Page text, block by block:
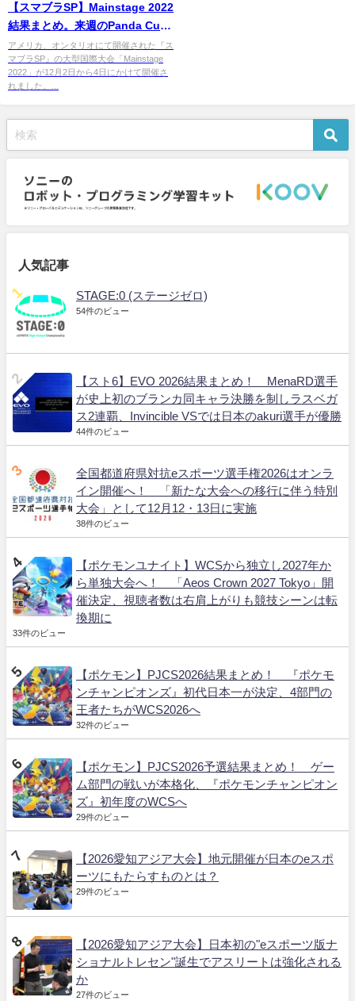
【スマブラSP】Mainstage 2022
結果まとめ。来週のPanda Cup
Finaleは延期に
アメリカ、オンタリオにて開催された『ス
マブラSP』の大型国際大会「Mainstage
2022」が12月2日から4日にかけて開催さ
れました。...
人気記事
STAGE:0 (ステージゼロ)
54件のビュー
【スト6】EVO 2026結果まとめ！ MenaRD選手
が史上初のブランカ同キャラ決勝を制しラスベガ
ス2連覇、Invincible VSでは日本のakuri選手が優勝
44件のビュー
全国都道府県対抗eスポーツ選手権2026はオンラ
イン開催へ！ 「新たな大会への移行に伴う特別
大会」として12月12・13日に実施
38件のビュー
【ポケモンユナイト】WCSから独立し2027年か
ら単独大会へ！ 「Aeos Crown 2027 Tokyo」開
催決定、視聴者数は右肩上がりも競技シーンは転
換期に
33件のビュー
【ポケモン】PJCS2026結果まとめ！ 『ポケモ
ンチャンピオンズ』初代日本一が決定、4部門の
王者たちがWCS2026へ
32件のビュー
【ポケモン】PJCS2026予選結果まとめ！ ゲー
ム部門の戦いが本格化、『ポケモンチャンピオン
ズ』初年度のWCSへ
29件のビュー
【2026愛知アジア大会】地元開催が日本のeスポ
ーツにもたらすものとは？
29件のビュー
【2026愛知アジア大会】日本初の"eスポーツ版ナ
ショナルトレセン"誕生でアスリートは強化される
か
27件のビュー